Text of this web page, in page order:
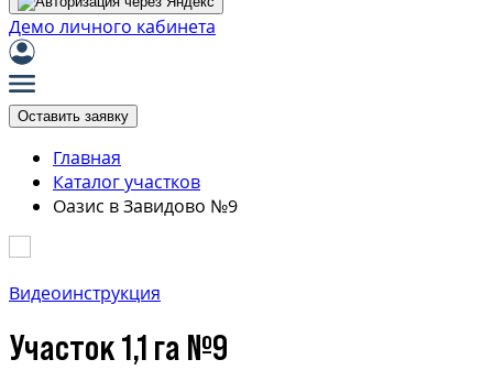
Демо личного кабинета
Оставить заявку
Главная
Каталог участков
Оазис в Завидово №9
Видеоинструкция
Участок 1,1 га №9